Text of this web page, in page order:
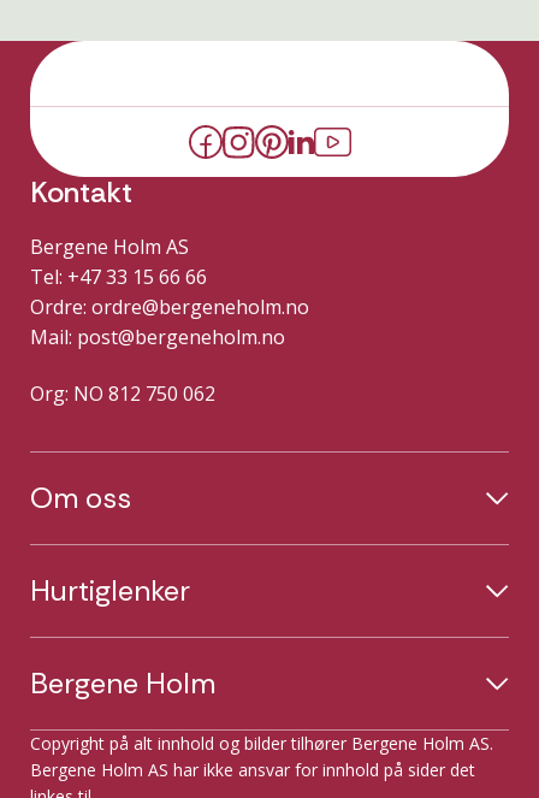
Kontakt
Bergene Holm AS
Tel: +47 33 15 66 66
Ordre: ordre@bergeneholm.no
Mail: post@bergeneholm.no
Org: NO 812 750 062
Om oss
Hurtiglenker
Bergene Holm
Copyright på alt innhold og bilder tilhører Bergene Holm AS.
Bergene Holm AS har ikke ansvar for innhold på sider det